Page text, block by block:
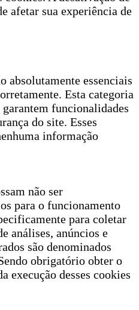
afetar sua experiência de
absolutamente essenciais
Esta categoria
funcionalidades
do site. Esses
informação
não ser
para o funcionamento
para coletar
análises, anúncios e
são denominados
obrigatório obter o
execução desses cookies